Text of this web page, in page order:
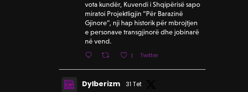
vota kundër, Kuvendi i Shqipërisë sapo
miratoi Projektligjin “Për Barazinë
Gjinore”, nji hap historik për mbrojtjen
e personave transgjinorë dhe jobinarë
në vend.
1 Twitter
Dylberizm 31 Tet